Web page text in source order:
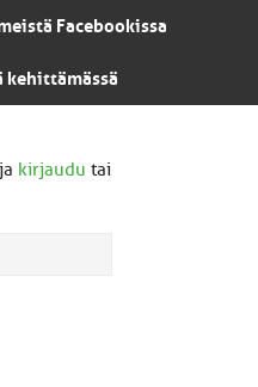
Facebookissa
kehittämässä
kirjaudu tai